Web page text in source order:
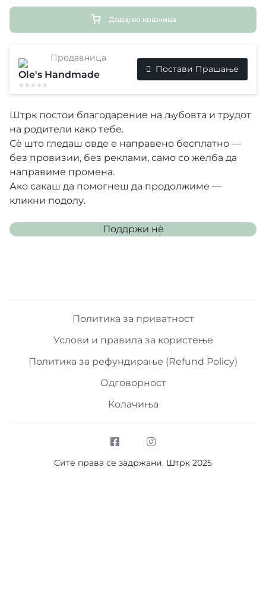
Додај во кошница
Продавница
Ole's Handmade
Постави Прашање
Штрк постои благодарение на љубовта и трудот
на родители како тебе.
Сè што гледаш овде е направено бесплатно —
без провизии, без реклами, само со желба да
направиме промена.
Ако сакаш да помогнеш да продолжиме —
кликни подолу.
Поддржи нѐ
Политика за приватност
Услови и правила за користење
Политика за рефундирање (Refund Policy)
Одговорност
Колачиња
Сите права се задржани. Штрк 2025